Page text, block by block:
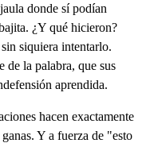
donde sí podían
¿Y qué hicieron?
siquiera intentarlo.
de la palabra, que sus
aprendida.
hacen exactamente
Y a fuerza de "esto